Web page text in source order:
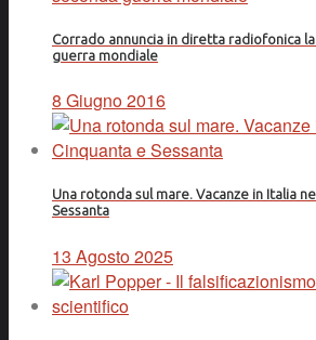
Corrado annuncia in diretta radiofonica
guerra mondiale
8 Giugno 2016
Una rotonda sul mare. Vacanze in Italia
Sessanta
13 Agosto 2025